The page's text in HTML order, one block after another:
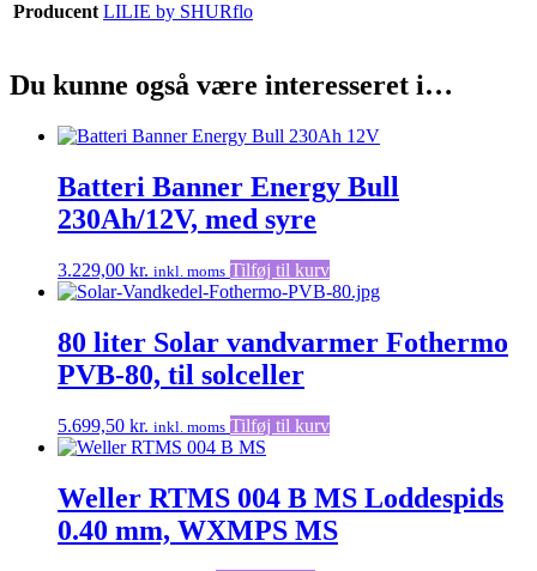
Producent LILIE by SHURflo
Du kunne også være interesseret i…
Batteri Banner Energy Bull
230Ah/12V, med syre
3.229,00 kr. inkl. moms Tilføj til kurv
80 liter Solar vandvarmer Fothermo
PVB-80, til solceller
5.699,50 kr. inkl. moms Tilføj til kurv
Weller RTMS 004 B MS Loddespids
0.40 mm, WXMPS MS